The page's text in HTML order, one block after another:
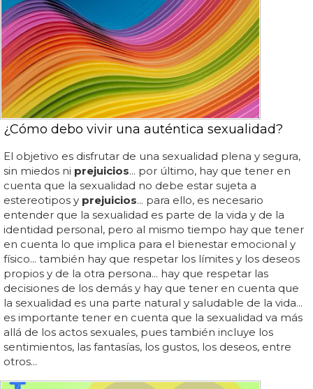
¿Cómo debo vivir una auténtica sexualidad?
El objetivo es disfrutar de una sexualidad plena y segura,
sin miedos ni prejuicios... por último, hay que tener en
cuenta que la sexualidad no debe estar sujeta a
estereotipos y prejuicios... para ello, es necesario
entender que la sexualidad es parte de la vida y de la
identidad personal, pero al mismo tiempo hay que tener
en cuenta lo que implica para el bienestar emocional y
físico... también hay que respetar los límites y los deseos
propios y de la otra persona... hay que respetar las
decisiones de los demás y hay que tener en cuenta que
la sexualidad es una parte natural y saludable de la vida...
es importante tener en cuenta que la sexualidad va más
allá de los actos sexuales, pues también incluye los
sentimientos, las fantasías, los gustos, los deseos, entre
otros...